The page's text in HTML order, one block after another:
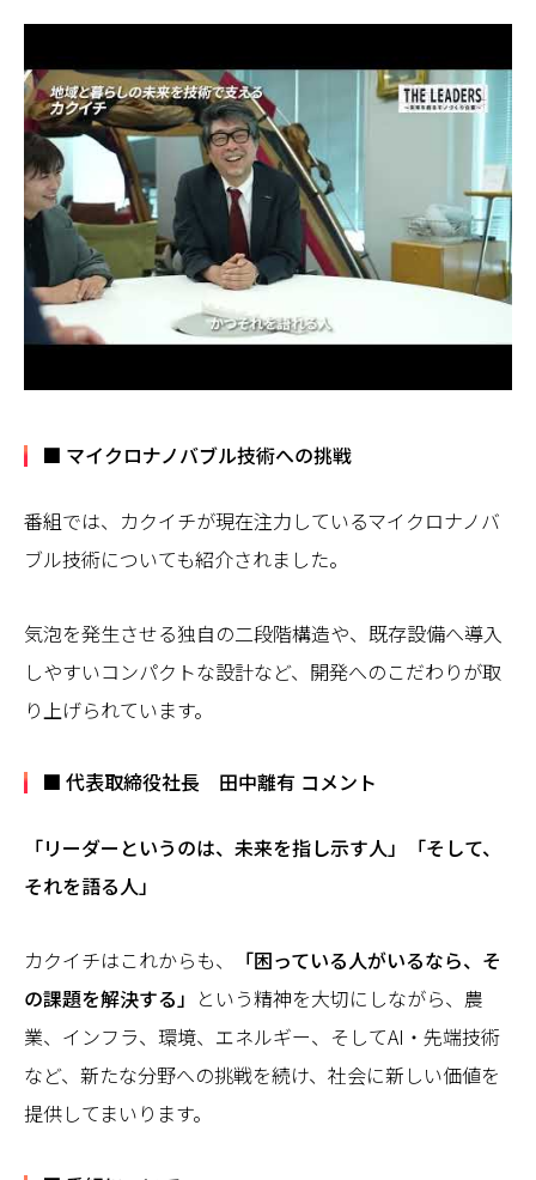
■ マイクロナノバブル技術への挑戦
番組では、カクイチが現在注力しているマイクロナノバ
ブル技術についても紹介されました。
気泡を発生させる独自の二段階構造や、既存設備へ導入
しやすいコンパクトな設計など、開発へのこだわりが取
り上げられています。
■ 代表取締役社長 田中離有 コメント
「リーダーというのは、未来を指し示す人」「そして、
それを語る人」
カクイチはこれからも、
「困っている人がいるなら、そ
の課題を解決する」 という精神を大切にしながら、農
業、インフラ、環境、エネルギー、そしてAI・先端技術
など、新たな分野への挑戦を続け、社会に新しい価値を
提供してまいります。